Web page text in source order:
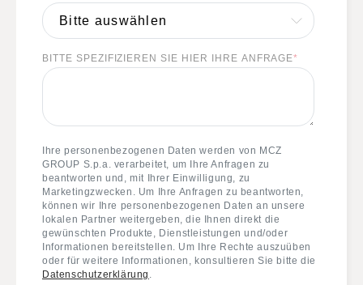
BITTE SPEZIFIZIEREN SIE HIER IHRE ANFRAGE*
Ihre personenbezogenen Daten werden von MCZ
GROUP S.p.a. verarbeitet, um Ihre Anfragen zu
beantworten und, mit Ihrer Einwilligung, zu
Marketingzwecken. Um Ihre Anfragen zu beantworten,
können wir Ihre personenbezogenen Daten an unsere
lokalen Partner weitergeben, die Ihnen direkt die
gewünschten Produkte, Dienstleistungen und/oder
Informationen bereitstellen. Um Ihre Rechte auszuüben
oder für weitere Informationen, konsultieren Sie bitte die
Datenschutzerklärung .